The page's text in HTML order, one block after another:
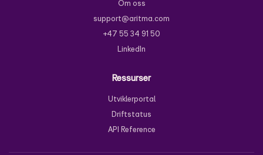
Om oss
support@aritma.com
+47 55 34 91 50
LinkedIn
Ressurser
Utviklerportal
Driftstatus
API Reference